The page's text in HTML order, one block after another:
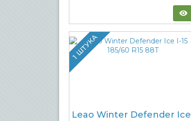
1 ШТУКА
Leao Winter Defender Ice